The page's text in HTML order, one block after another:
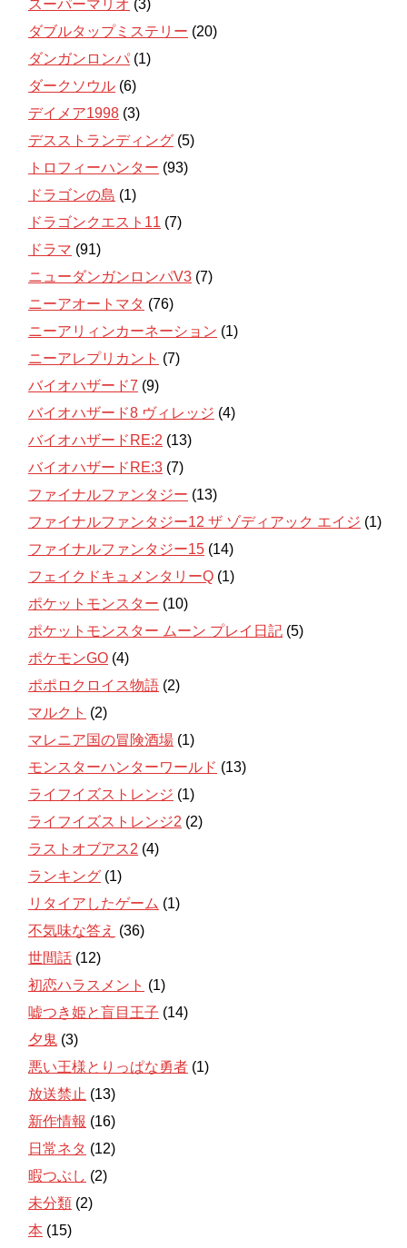
スーパーマリオ (3)
ダブルタップミステリー (20)
ダンガンロンパ (1)
ダークソウル (6)
デイメア1998 (3)
デスストランディング (5)
トロフィーハンター (93)
ドラゴンの島 (1)
ドラゴンクエスト11 (7)
ドラマ (91)
ニューダンガンロンパV3 (7)
ニーアオートマタ (76)
ニーアリィンカーネーション (1)
ニーアレプリカント (7)
バイオハザード7 (9)
バイオハザード8 ヴィレッジ (4)
バイオハザードRE:2 (13)
バイオハザードRE:3 (7)
ファイナルファンタジー (13)
ファイナルファンタジー12 ザ ゾディアック エイジ (1)
ファイナルファンタジー15 (14)
フェイクドキュメンタリーQ (1)
ポケットモンスター (10)
ポケットモンスター ムーン プレイ日記 (5)
ポケモンGO (4)
ポポロクロイス物語 (2)
マルクト (2)
マレニア国の冒険酒場 (1)
モンスターハンターワールド (13)
ライフイズストレンジ (1)
ライフイズストレンジ2 (2)
ラストオブアス2 (4)
ランキング (1)
リタイアしたゲーム (1)
不気味な答え (36)
世間話 (12)
初恋ハラスメント (1)
嘘つき姫と盲目王子 (14)
夕鬼 (3)
悪い王様とりっぱな勇者 (1)
放送禁止 (13)
新作情報 (16)
日常ネタ (12)
暇つぶし (2)
未分類 (2)
本 (15)